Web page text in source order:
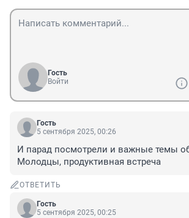
Гость
Войти
Гость
5 сентября 2025, 00:26
И парад посмотрели и важные темы
Молодцы, продуктивная встреча
ОТВЕТИТЬ
Гость
5 сентября 2025, 00:25